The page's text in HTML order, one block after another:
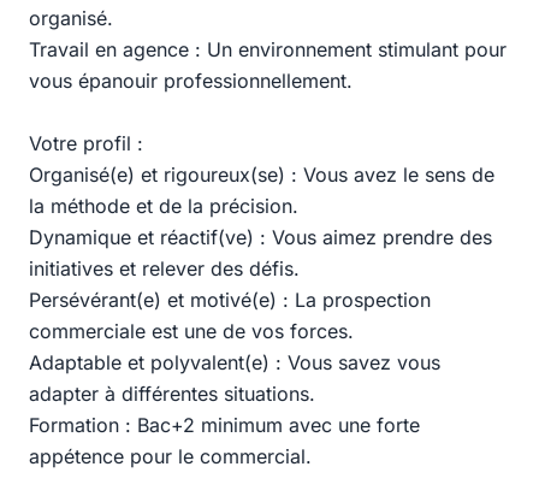
organisé.
Travail en agence : Un environnement stimulant pour
vous épanouir professionnellement.
Votre profil :
Organisé(e) et rigoureux(se) : Vous avez le sens de
la méthode et de la précision.
Dynamique et réactif(ve) : Vous aimez prendre des
initiatives et relever des défis.
Persévérant(e) et motivé(e) : La prospection
commerciale est une de vos forces.
Adaptable et polyvalent(e) : Vous savez vous
adapter à différentes situations.
Formation : Bac+2 minimum avec une forte
appétence pour le commercial.